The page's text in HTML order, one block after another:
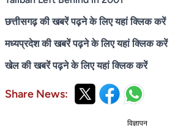
छत्तीसगढ़ की खबरें पढ़ने के लिए यहां क्लिक करें
मध्यप्रदेश की खबरें पढ़ने के लिए यहां क्लिक करें
खेल की खबरें पढ़ने के लिए यहां क्लिक करें
Share News:
विज्ञापन